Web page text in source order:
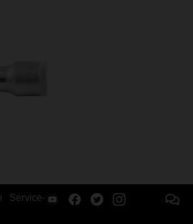
Service-